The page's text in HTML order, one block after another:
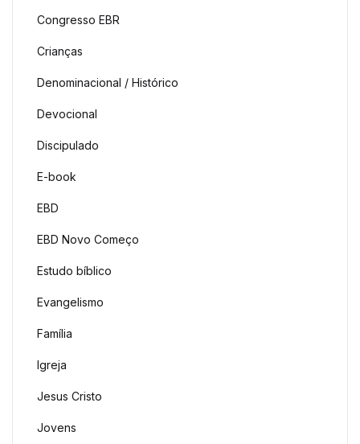
Congresso EBR
Crianças
Denominacional / Histórico
Devocional
Discipulado
E-book
EBD
EBD Novo Começo
Estudo bíblico
Evangelismo
Família
Igreja
Jesus Cristo
Jovens